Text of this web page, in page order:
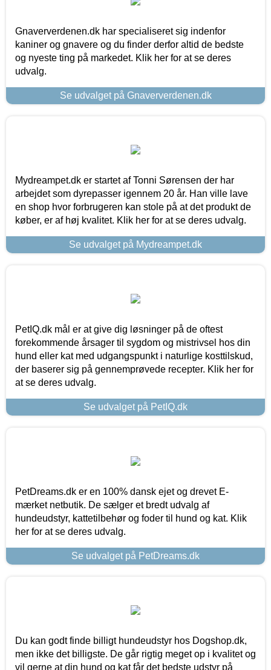
Gnaververdenen.dk har specialiseret sig indenfor
kaniner og gnavere og du finder derfor altid de bedste
og nyeste ting på markedet. Klik her for at se deres
udvalg.
Se udvalget på Gnaververdenen.dk
Mydreampet.dk er startet af Tonni Sørensen der har
arbejdet som dyrepasser igennem 20 år. Han ville lave
en shop hvor forbrugeren kan stole på at det produkt de
køber, er af høj kvalitet. Klik her for at se deres udvalg.
Se udvalget på Mydreampet.dk
PetIQ.dk mål er at give dig løsninger på de oftest
forekommende årsager til sygdom og mistrivsel hos din
hund eller kat med udgangspunkt i naturlige kosttilskud,
der baserer sig på gennemprøvede recepter. Klik her for
at se deres udvalg.
Se udvalget på PetIQ.dk
PetDreams.dk er en 100% dansk ejet og drevet E-
mærket netbutik. De sælger et bredt udvalg af
hundeudstyr, kattetilbehør og foder til hund og kat. Klik
her for at se deres udvalg.
Se udvalget på PetDreams.dk
Du kan godt finde billigt hundeudstyr hos Dogshop.dk,
men ikke det billigste. De går rigtig meget op i kvalitet og
vil gerne at din hund og kat får det bedste udstyr på